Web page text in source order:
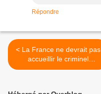
Répondre
< La France ne devrait pas
accueillir le criminel
président Paul Kagame sur